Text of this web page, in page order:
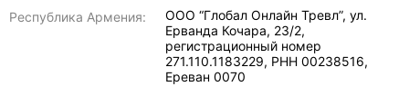
Республика Армения:
ООО “Глобал Онлайн Тревл”, ул.
Ерванда Кочара, 23/2,
регистрационный номер
271.110.1183229, РНН 00238516,
Ереван 0070